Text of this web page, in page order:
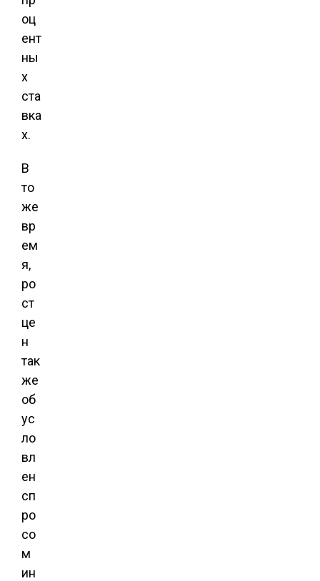
оц
ент
ны
х
ста
вка
х.
В
то
же
вр
ем
я,
ро
ст
це
н
так
же
об
ус
ло
вл
ен
сп
ро
со
м
ин